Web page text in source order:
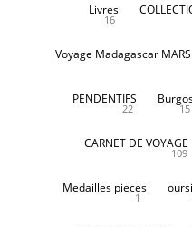
Livres
16
Voyage Madagascar
PENDENTIFS
22 15
CARNET DE VOYAGE
109
Medailles pieces
1